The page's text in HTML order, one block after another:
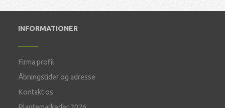
INFORMATIONER
Firma profil
Åbningstider og adresse
Kontakt os